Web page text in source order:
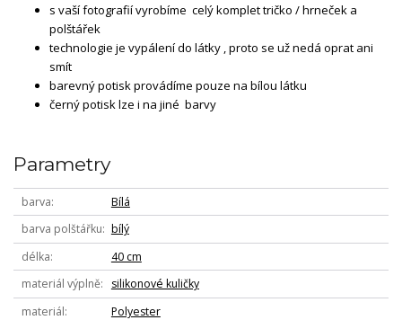
s vaší fotografií vyrobíme celý komplet tričko / hrneček a
polštářek
technologie je vypálení do látky , proto se už nedá oprat ani
smít
barevný potisk provádíme pouze na bílou látku
černý potisk lze i na jiné barvy
Parametry
barva
Bílá
barva polštářku
bílý
délka
40 cm
materiál výplně
silikonové kuličky
materiál
Polyester